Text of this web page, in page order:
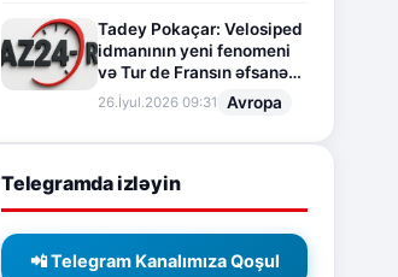
Tadey Pokaçar: Velosiped
idmanının yeni fenomeni
və Tur de Fransın əfsanəvi
səhifəsi
26.İyul.2026 09:31 Avropa
Telegramda izləyin
📲 Telegram Kanalımıza Qoşul